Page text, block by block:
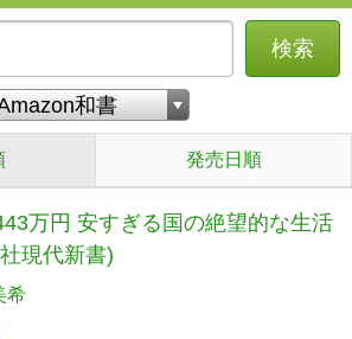
検索
発売日順
万円 安すぎる国の絶望的な生活
現代新書)
希